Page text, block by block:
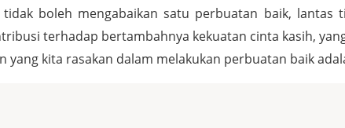
boleh mengabaikan satu perbuatan baik, lantas
terhadap bertambahnya kekuatan cinta kasih,
yang kita rasakan dalam melakukan perbuatan baik